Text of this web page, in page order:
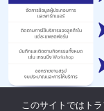
このサイトではト